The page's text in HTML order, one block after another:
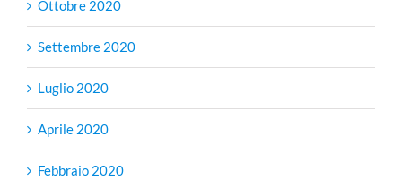
Ottobre 2020
Settembre 2020
Luglio 2020
Aprile 2020
Febbraio 2020